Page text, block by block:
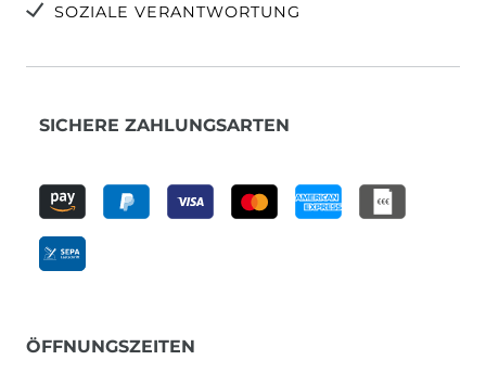
SOZIALE VERANTWORTUNG
SICHERE ZAHLUNGSARTEN
ÖFFNUNGSZEITEN